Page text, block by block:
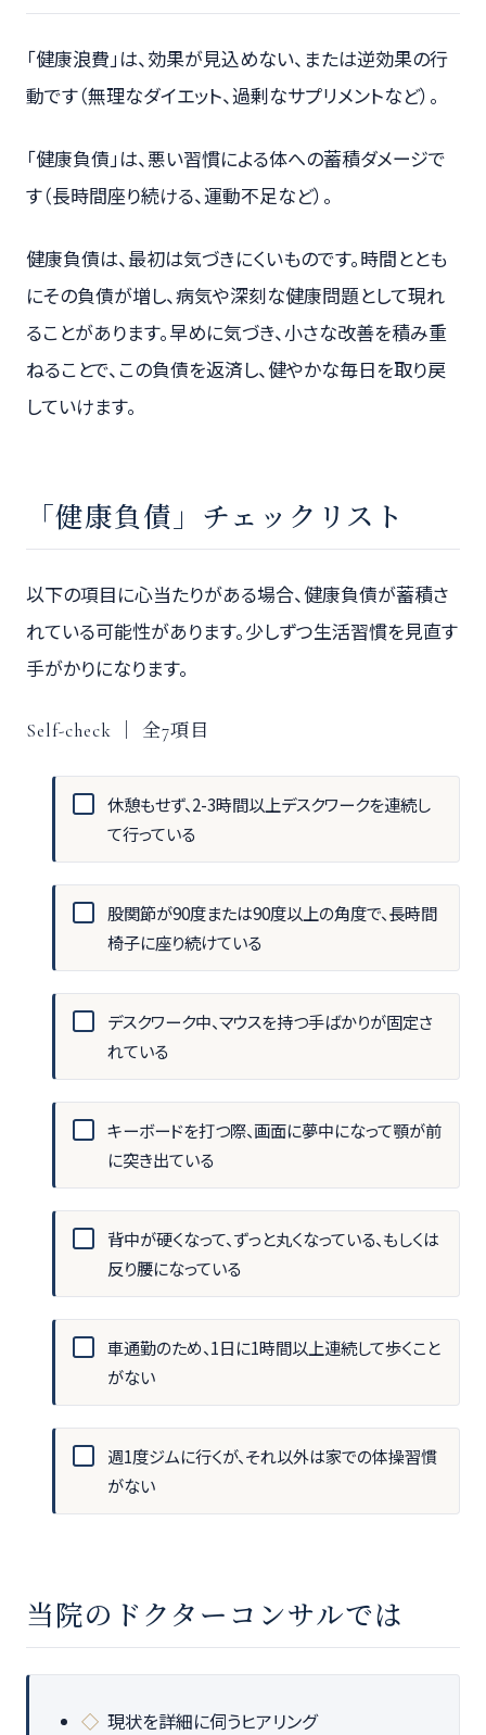
「健康浪費」は、効果が見込めない、または逆効果の行
動です（無理なダイエット、過剰なサプリメントなど）。
「健康負債」は、悪い習慣による体への蓄積ダメージで
す（長時間座り続ける、運動不足など）。
健康負債は、最初は気づきにくいものです。時間ととも
にその負債が増し、病気や深刻な健康問題として現れ
ることがあります。早めに気づき、小さな改善を積み重
ねることで、この負債を返済し、健やかな毎日を取り戻
していけます。
「健康負債」チェックリスト
以下の項目に心当たりがある場合、健康負債が蓄積さ
れている可能性があります。少しずつ生活習慣を見直す
手がかりになります。
Self-check ｜ 全7項目
休憩もせず、2-3時間以上デスクワークを連続し
て行っている
股関節が90度または90度以上の角度で、長時間
椅子に座り続けている
デスクワーク中、マウスを持つ手ばかりが固定さ
れている
キーボードを打つ際、画面に夢中になって顎が前
に突き出ている
背中が硬くなって、ずっと丸くなっている、もしくは
反り腰になっている
車通勤のため、1日に1時間以上連続して歩くこと
がない
週1度ジムに行くが、それ以外は家での体操習慣
がない
当院のドクターコンサルでは
現状を詳細に伺うヒアリング